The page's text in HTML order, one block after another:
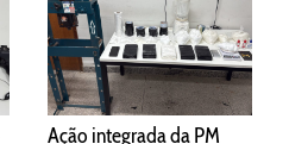
Ação integrada da PM